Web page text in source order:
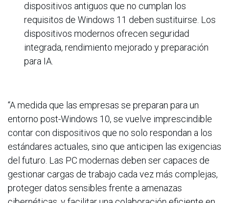
dispositivos antiguos que no cumplan los
requisitos de Windows 11 deben sustituirse. Los
dispositivos modernos ofrecen seguridad
integrada, rendimiento mejorado y preparación
para IA.
“A medida que las empresas se preparan para un
entorno post-Windows 10, se vuelve imprescindible
contar con dispositivos que no solo respondan a los
estándares actuales, sino que anticipen las exigencias
del futuro. Las PC modernas deben ser capaces de
gestionar cargas de trabajo cada vez más complejas,
proteger datos sensibles frente a amenazas